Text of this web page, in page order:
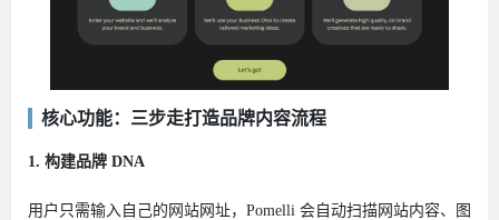
核心功能：三步走打造品牌内容流程
1. 构建品牌 DNA
用户只需输入自己的网站网址，Pomelli 会自动扫描网站内容、图